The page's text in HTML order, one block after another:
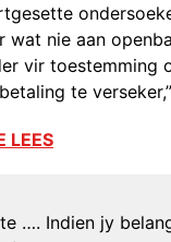
wat nie aan
vir
te
LEES
…. Indien jy